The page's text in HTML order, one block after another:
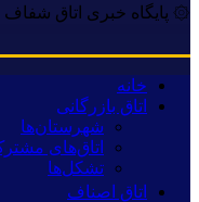
۞ پایگاه خبری اتاق شفاف
خانه
اتاق بازرگانی
شهرستان‌ها
اتاق‌های
تشکل‌ها
اتاق اصناف